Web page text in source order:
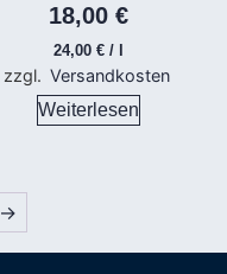
18,00 €
24,00 €/ l
zzgl. Versandkosten
Weiterlesen
→